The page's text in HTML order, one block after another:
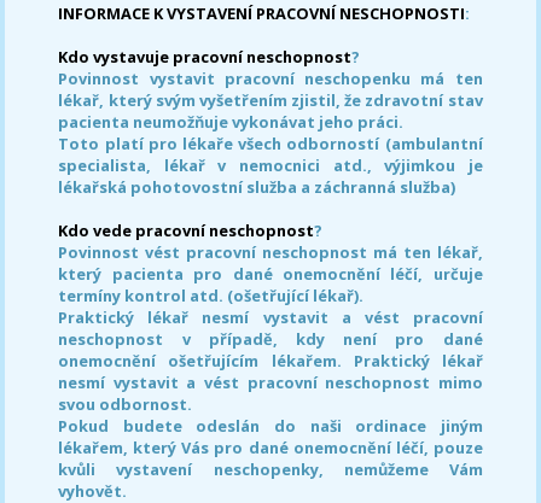
INFORMACE K VYSTAVENÍ PRACOVNÍ NESCHOPNOSTI:
Kdo vystavuje pracovní neschopnost?
Povinnost vystavit pracovní neschopenku má ten
lékař, který svým vyšetřením zjistil, že zdravotní stav
pacienta neumožňuje vykonávat jeho práci.
Toto platí pro lékaře všech odborností (ambulantní
specialista, lékař v nemocnici atd., výjimkou je
lékařská pohotovostní služba a záchranná služba)
Kdo vede pracovní neschopnost?
Povinnost vést pracovní neschopnost má ten lékař,
který pacienta pro dané onemocnění léčí, určuje
termíny kontrol atd. (ošetřující lékař).
Praktický lékař nesmí vystavit a vést pracovní
neschopnost v případě, kdy není pro dané
onemocnění ošetřujícím lékařem. Praktický lékař
nesmí vystavit a vést pracovní neschopnost mimo
svou odbornost.
Pokud budete odeslán do naši ordinace jiným
lékařem, který Vás pro dané onemocnění léčí, pouze
kvůli vystavení neschopenky, nemůžeme Vám
vyhovět.